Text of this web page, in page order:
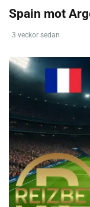
Spain mot
3 veckor sedan